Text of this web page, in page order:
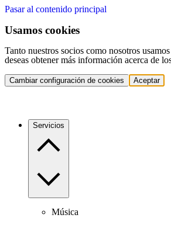
Pasar al contenido principal
Usamos cookies
Tanto nuestros socios como nosotros
deseas obtener más información acerca de
Cambiar configuración de cookies Aceptar
Servicios
Música